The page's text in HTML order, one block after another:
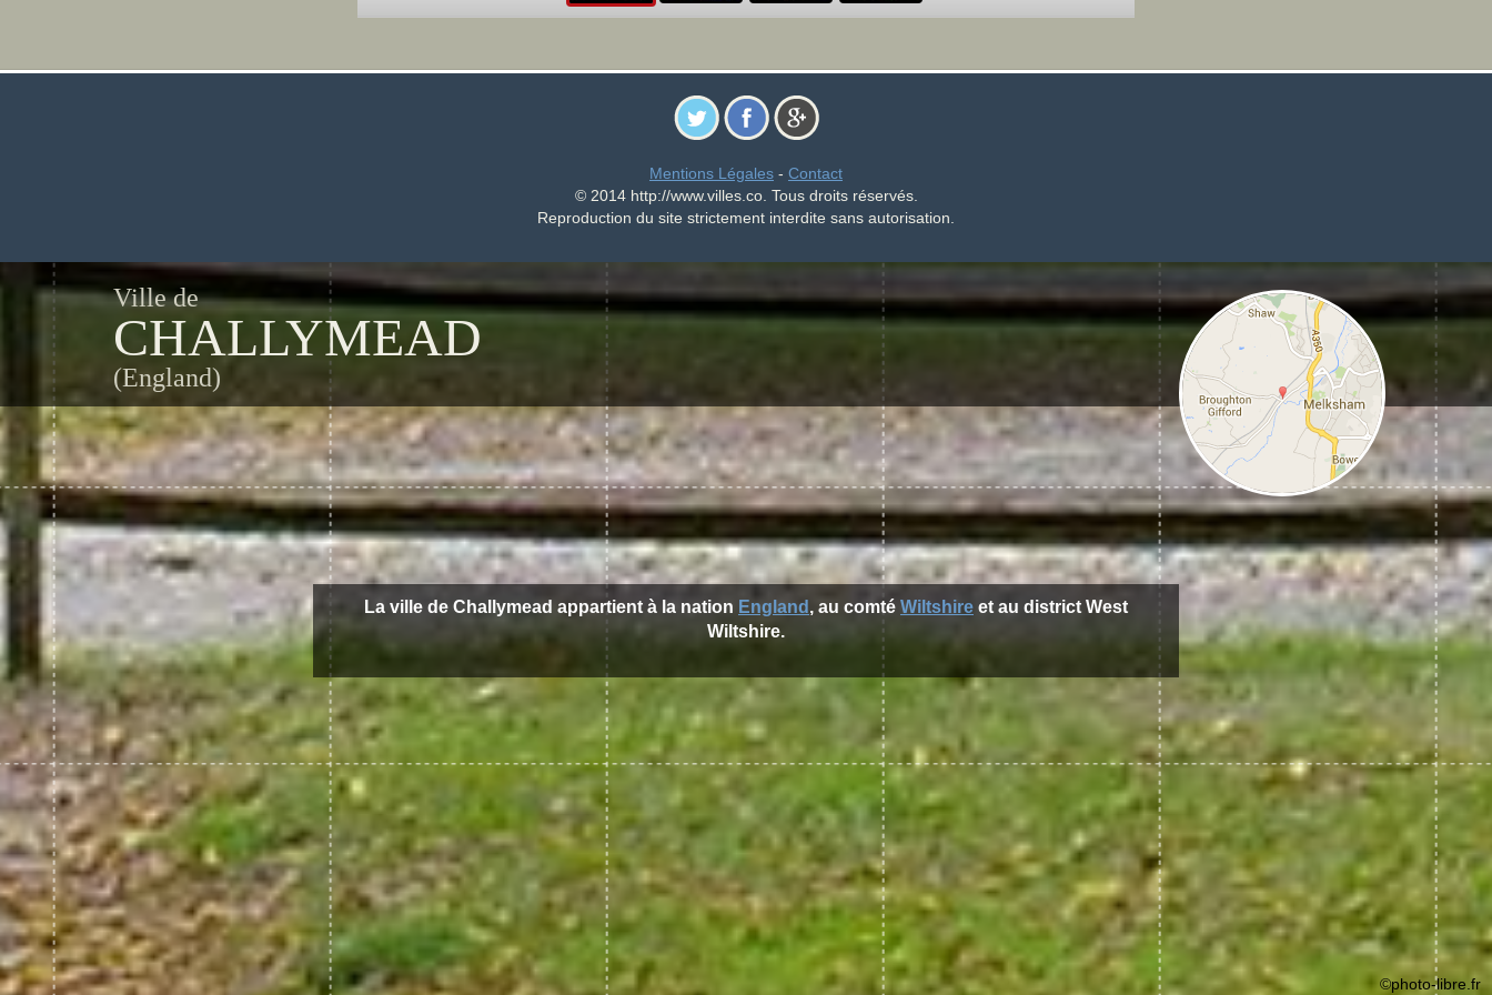
Mentions Légales - Contact
© 2014 http://www.villes.co. Tous droits réservés.
Reproduction du site strictement interdite sans autorisation.
Ville de
CHALLYMEAD
(England)
La ville de Challymead appartient à la nation England , au comté Wiltshire et au district West
Wiltshire.
©photo-libre.fr